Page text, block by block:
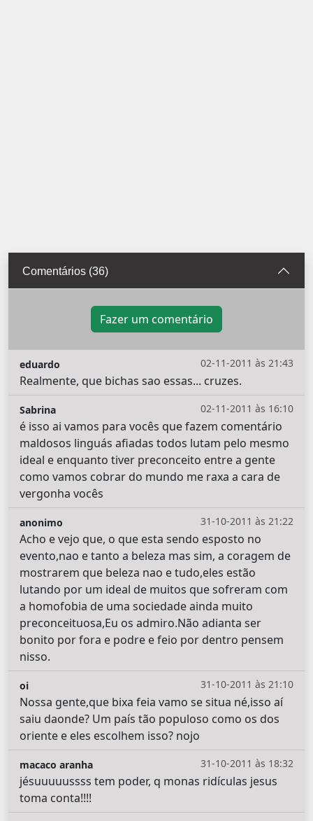
Comentários (36)
Fazer um comentário
02-11-2011 às 21:43
eduardo
Realmente, que bichas sao essas... cruzes.
02-11-2011 às 16:10
Sabrina
é isso ai vamos para vocês que fazem comentário
maldosos linguás afiadas todos lutam pelo mesmo
ideal e enquanto tiver preconceito entre a gente
como vamos cobrar do mundo me raxa a cara de
vergonha vocês
31-10-2011 às 21:22
anonimo
Acho e vejo que, o que esta sendo esposto no
evento,nao e tanto a beleza mas sim, a coragem de
mostrarem que beleza nao e tudo,eles estão
lutando por um ideal de muitos que sofreram com
a homofobia de uma sociedade ainda muito
preconceituosa,Eu os admiro.Não adianta ser
bonito por fora e podre e feio por dentro pensem
nisso.
31-10-2011 às 21:10
oi
Nossa gente,que bixa feia vamo se situa né,isso aí
saiu daonde? Um país tão populoso como os dos
oriente e eles escolhem isso? nojo
31-10-2011 às 18:32
macaco aranha
jésuuuuussss tem poder, q monas ridículas jesus
toma conta!!!!